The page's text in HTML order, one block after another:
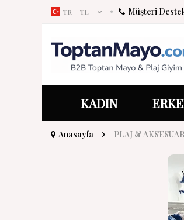
TR − TL Müşteri
KADIN
Anasayfa PLAJ &